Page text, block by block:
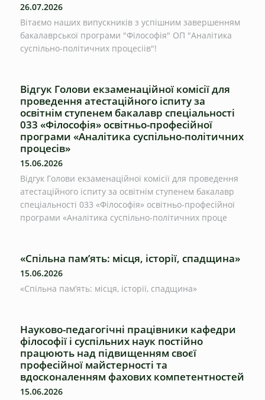
26.07.2026
Вітаємо наших випускників з успішним завершенням
бакалаврської програми "Філософія" ОП "Аналітика
суспільно-політичних процесіів"!
Відгук Голови екзаменаційної комісії для
проведення атестаційного іспиту за
освітнім ступенем бакалавр спеціальності
033 «Філософія» освітньо-професійної
програми «Аналітика суспільно-політичних
процесів»
15.06.2026
Відгук Голови екзаменаційної комісії для проведення
атестаційного іспиту за освітнім ступенем бакалавр
спеціальності 033 «Філософія» освітньо-професійної
програми «Аналітика суспільно-політичних проце
«Спільна пам’ять: місця, історії, спадщина»
15.06.2026
«Спільна пам’ять: місця, історії, спадщина»
Науково-педагогічні працівники кафедри
філософії і суспільних наук постійно
працюють над підвищенням своєї
професійної майстерності та
вдосконаленням фахових компетентностей
15.06.2026